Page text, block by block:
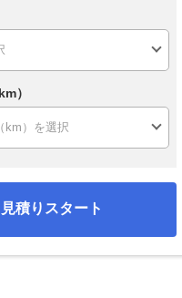
）
見積りスタート